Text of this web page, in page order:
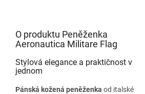
O produktu Peněženka
Aeronautica Militare Flag
Stylová elegance a praktičnost v
jednom
Pánská kožená peněženka od italské